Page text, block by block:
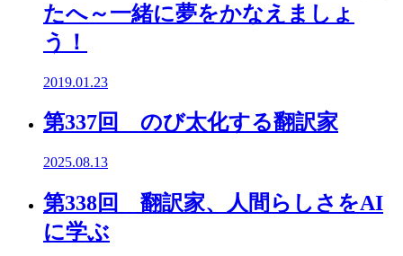
たへ～一緒に夢をかなえましょ
う！
2019.01.23
第337回 のび太化する翻訳家
2025.08.13
第338回 翻訳家、人間らしさをAI
に学ぶ